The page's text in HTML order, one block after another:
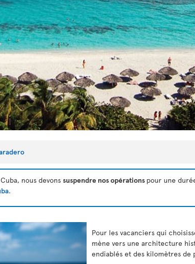
nous devons suspendre nos opérations pour une
.
Pour les vacanciers qui
mène vers une architecture
endiablés et des kilomètres de